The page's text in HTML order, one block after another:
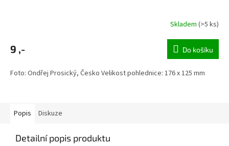
Skladem (>5 ks)
9 ,- Do košíku
Foto: Ondřej Prosický, Česko Velikost pohlednice: 176 x 125 mm
Popis Diskuze
Detailní popis produktu